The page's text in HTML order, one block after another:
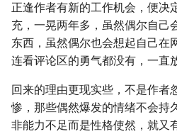
正逢作者有新的工作机会，便决
充，一晃两年多，虽然偶尔自己
东西，虽然偶尔也会想起自己在
连看评论区的勇气都没有，一直
回来的理由更现实些，不是作者
惨，那些偶然爆发的情绪不会持
非能力不足而是性格使然，就又